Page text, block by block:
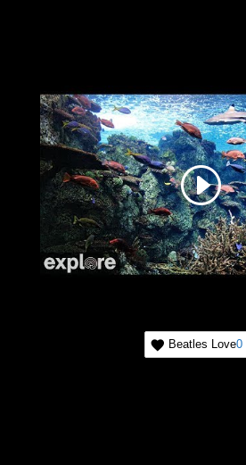
Beatles Love0